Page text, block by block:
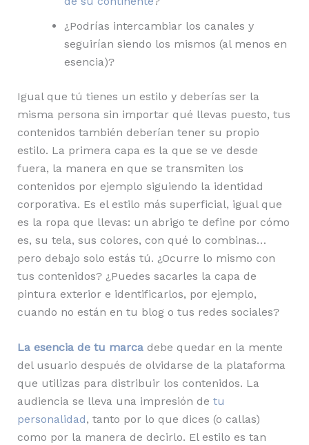
¿Podrías intercambiar los canales y
seguirían siendo los mismos (al menos en
esencia)?
Igual que tú tienes un estilo y deberías ser la
misma persona sin importar qué llevas puesto, tus
contenidos también deberían tener su propio
estilo. La primera capa es la que se ve desde
fuera, la manera en que se transmiten los
contenidos por ejemplo siguiendo la identidad
corporativa. Es el estilo más superficial, igual que
es la ropa que llevas: un abrigo te define por cómo
es, su tela, sus colores, con qué lo combinas…
pero debajo solo estás tú. ¿Ocurre lo mismo con
tus contenidos? ¿Puedes sacarles la capa de
pintura exterior e identificarlos, por ejemplo,
cuando no están en tu blog o tus redes sociales?
La esencia de tu marcadebe quedar en la mente
del usuario después de olvidarse de la plataforma
que utilizas para distribuir los contenidos. La
audiencia se lleva una impresión de tu
personalidad, tanto por lo que dices (o callas)
como por la manera de decirlo. El estilo es tan